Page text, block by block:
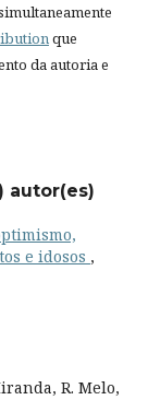
que
da autoria e
autor(es)
e idosos ,
R. Melo,